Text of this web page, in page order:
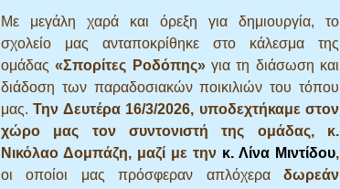
Με μεγάλη χαρά και όρεξη για δημιουργία, το
σχολείο μας ανταποκρίθηκε στο κάλεσμα της
ομάδας«Σπορίτες Ροδόπης»για τη διάσωση και
διάδοση των παραδοσιακών ποικιλιών του τόπου
μας.Την Δευτέρα 16/3/2026, υποδεχτήκαμε στον
χώρο μας τον συντονιστή της ομάδας, κ.
Νικόλαο Δομπάζη, μαζί με την κ. Λίνα Μιντίδου,
οι οποίοι μας πρόσφεραν απλόχερα δωρεάν